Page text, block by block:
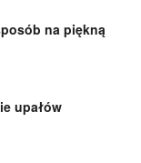
na piękną
upałów